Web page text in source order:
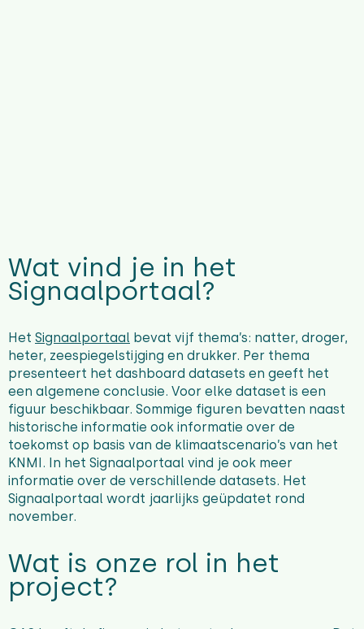
Wat vind je in het
Signaalportaal?
Het Signaalportaal bevat vijf thema’s: natter, droger,
heter, zeespiegelstijging en drukker. Per thema
presenteert het dashboard datasets en geeft het
een algemene conclusie. Voor elke dataset is een
figuur beschikbaar. Sommige figuren bevatten naast
historische informatie ook informatie over de
toekomst op basis van de klimaatscenario’s van het
KNMI. In het Signaalportaal vind je ook meer
informatie over de verschillende datasets. Het
Signaalportaal wordt jaarlijks geüpdatet rond
november.
Wat is onze rol in het
project?